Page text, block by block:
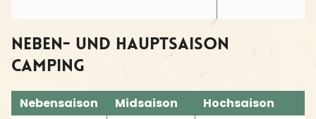
Neben- und Hauptsaison
Camping
Nebensaison Midsaison
Hochsaison